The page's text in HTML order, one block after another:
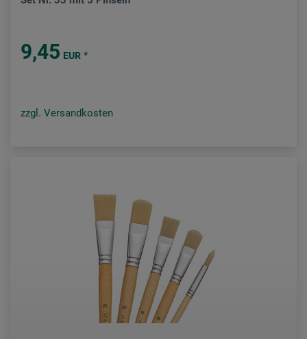
9,45 EUR *
zzgl. Versandkosten